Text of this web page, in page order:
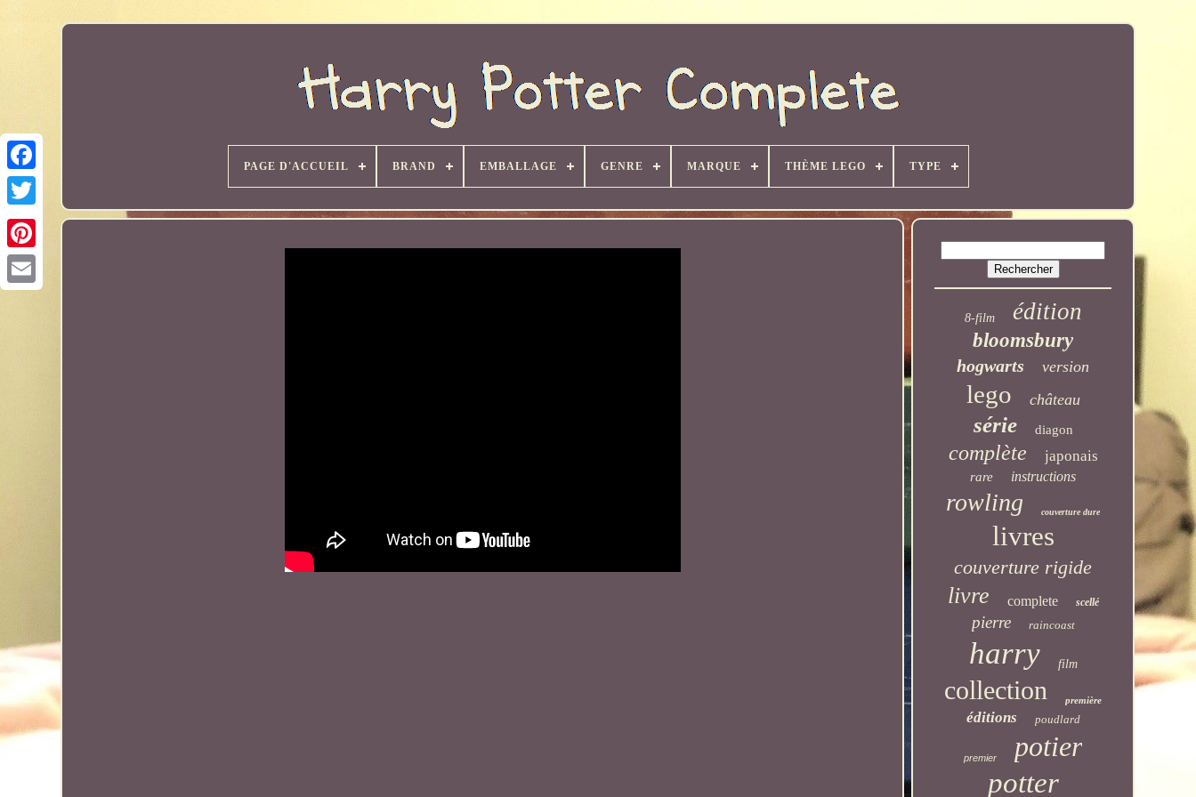
PAGE D'ACCUEIL BRAND EMBALLAGE GENRE MARQUE THÈME LEGO TYPE
8-film édition
bloomsbury
hogwarts version
lego château
série diagon
complète japonais
rare instructions
rowling couverture dure
livres
couverture rigide
livre complete scellé
pierre raincoast
harry film
collection première
éditions poudlard
premier
potier
potter